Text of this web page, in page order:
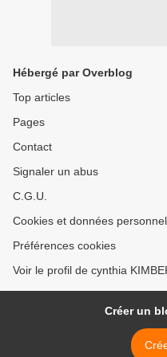
Hébergé par Overblog
Top articles
Pages
Contact
Signaler un abus
C.G.U.
Cookies et données
Préférences cookies
Voir le profil de cynthia
Créer un